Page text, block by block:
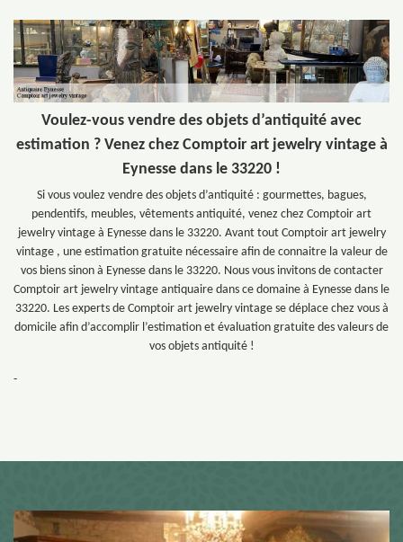
Voulez-vous vendre des objets d’antiquité avec
estimation ? Venez chez Comptoir art jewelry vintage à
Eynesse dans le 33220 !
Si vous voulez vendre des objets d’antiquité : gourmettes, bagues,
pendentifs, meubles, vêtements antiquité, venez chez Comptoir art
jewelry vintage à Eynesse dans le 33220. Avant tout Comptoir art jewelry
vintage , une estimation gratuite nécessaire afin de connaitre la valeur de
vos biens sinon à Eynesse dans le 33220. Nous vous invitons de contacter
Comptoir art jewelry vintage antiquaire dans ce domaine à Eynesse dans le
33220. Les experts de Comptoir art jewelry vintage se déplace chez vous à
domicile afin d’accomplir l’estimation et évaluation gratuite des valeurs de
vos objets antiquité !
-